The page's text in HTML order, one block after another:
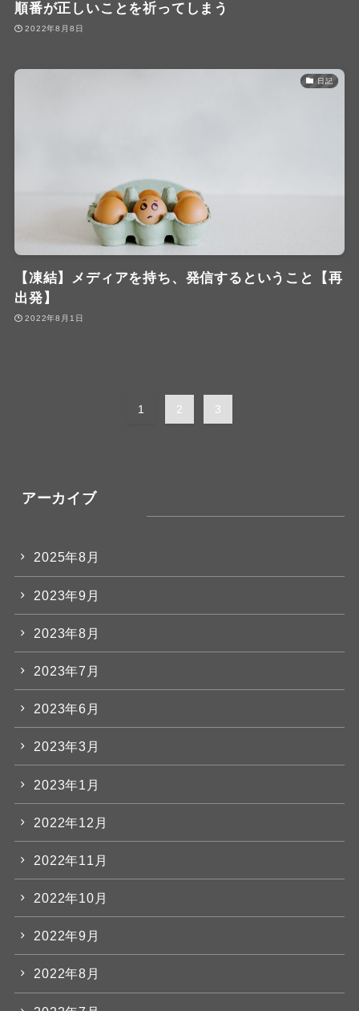
順番が正しいことを祈ってしまう
2022年8月8日
日記
【凍結】メディアを持ち、発信するということ【再
出発】
2022年8月1日
1 2 3
アーカイブ
2025年8月
2023年9月
2023年8月
2023年7月
2023年6月
2023年3月
2023年1月
2022年12月
2022年11月
2022年10月
2022年9月
2022年8月